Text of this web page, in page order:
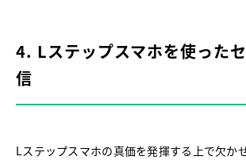
4. Lステップスマホを使った
信
Lステップスマホの真価を発揮する上で欠か